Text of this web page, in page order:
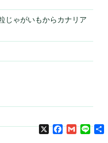
じゃがいもからカナリア
X Facebook
GmailLine